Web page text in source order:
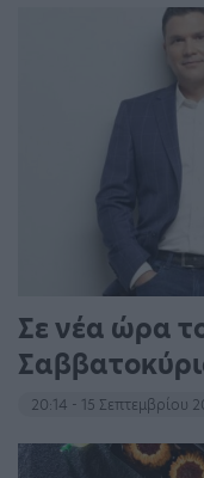
Σε νέα ώρα
20:14 - 15 Σεπτεμβρίου